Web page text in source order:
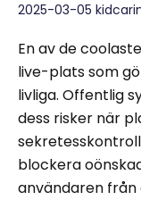
2025-03-05
En av de
live-plats som
livliga. Offentlig
dess risker när
blockera
användaren från